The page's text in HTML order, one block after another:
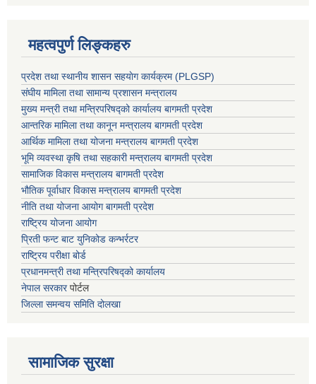
महत्वपुर्ण लिङ्कहरु
प्रदेश तथा स्थानीय शासन सहयाेग कार्यक्रम (PLGSP)
संघीय मामिला तथा सामान्य प्रशासन मन्त्रालय
मुख्य मन्त्री तथा मन्त्रिपरिषद्को कार्यालय बागमती प्रदेश
आन्तरिक मामिला तथा कानून मन्त्रालय बागमती प्रदेश
आर्थिक मामिला तथा योजना मन्त्रालय बागमती प्रदेश
भूमि व्यवस्था कृषि तथा सहकारी मन्त्रालय बागमती प्रदेश
सामाजिक विकास मन्त्रालय बागमती प्रदेश
भौतिक पूर्वाधार विकास मन्त्रालय बागमती प्रदेश
नीति तथा योजना आयोग बागमती प्रदेश
राष्ट्रिय योजना आयोग
प्रिती फन्ट बाट युनिकोड कन्भर्रटर
राष्ट्रिय परीक्षा बोर्ड
प्रधानमन्त्री तथा मन्त्रिपरिषद्को कार्यालय
नेपाल सरकारपोर्टल
जिल्ला समन्वय समिति दोलखा
सामाजिक सुरक्षा